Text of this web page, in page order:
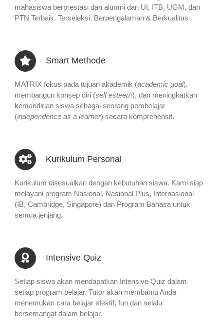
mahasiswa berprestasi dan alumni dari UI, ITB, UGM, dan
PTN Terbaik. Terseleksi, Berpengalaman & Berkualitas
Smart Methode
MATRIX fokus pada tujuan akademik (academic goal),
membangun konsep diri (self esteem), dan meningkatkan
kemandirian siswa sebagai seorang pembelajar
(independence as a learner) secara komprehensif.
Kurikulum Personal
Kurikulum disesuaikan dengan kebutuhan siswa. Kami siap
melayani program Nasional, Nasional Plus, Internasional
(IB, Cambridge, Singapore) dan Program Bahasa untuk
semua jenjang.
Intensive Quiz
Setiap siswa akan mendapatkan Intensive Quiz dalam
setiap program belajar. Tutor akan membantu Anda
menemukan cara belajar efektif, fun dan selalu
bersemangat dalam belajar.